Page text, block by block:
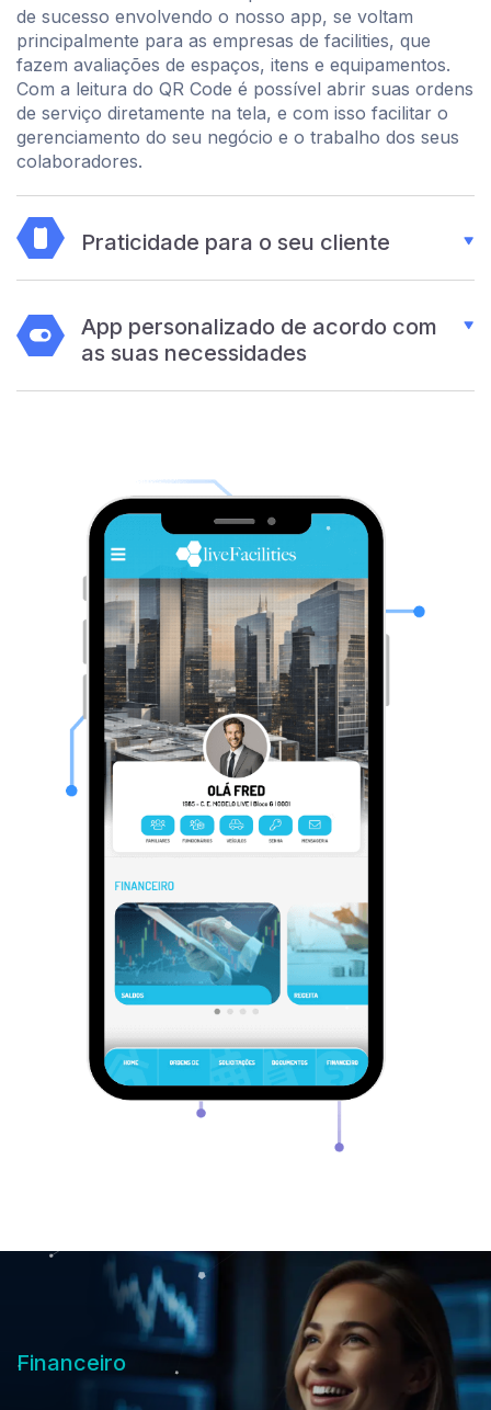
de sucesso envolvendo o nosso app, se voltam
principalmente para as empresas de facilities, que
fazem avaliações de espaços, itens e equipamentos.
Com a leitura do QR Code é possível abrir suas ordens
de serviço diretamente na tela, e com isso facilitar o
gerenciamento do seu negócio e o trabalho dos seus
colaboradores.
Praticidade para o seu cliente
App personalizado de acordo com
as suas necessidades
Financeiro